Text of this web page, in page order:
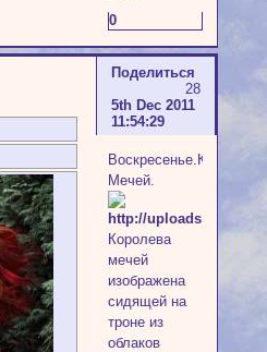
0
Поделиться
28
5th Dec 2011
11:54:29
Воскресенье.Королева
Мечей.
Королева
мечей
изображена
сидящей на
троне из
облаков